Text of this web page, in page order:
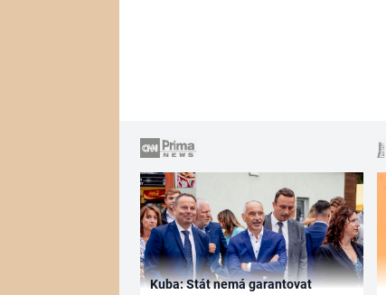
Kuba: Stát nemá garantovat